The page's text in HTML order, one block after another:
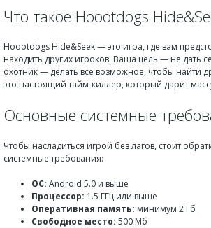
Что такое Hoootdogs
Hoootdogs Hide&Seek — это игра, где вам
находить других игроков. Ваша цель — не дать
охотник — делать все возможное, чтобы найти
это настоящий тайм-киллер, который дарит
Основные системные
Чтобы насладиться игрой без лагов, стоит
системные требования:
ОС: Android 5.0 и выше
Процессор: 1.5 ГГц или выше
Оперативная память: минимум 2 Гб
Свободное место: 500 Мб